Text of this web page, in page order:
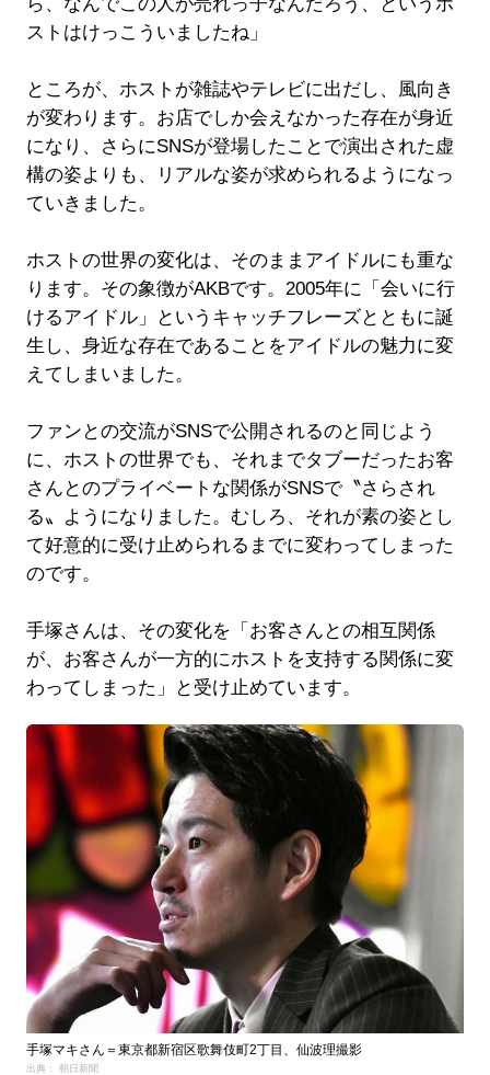
ストはけっこういましたね」
ところが、ホストが雑誌やテレビに出だし、風向き
が変わります。お店でしか会えなかった存在が身近
になり、さらにSNSが登場したことで演出された虚
構の姿よりも、リアルな姿が求められるようになっ
ていきました。
ホストの世界の変化は、そのままアイドルにも重な
ります。その象徴がAKBです。2005年に「会いに行
けるアイドル」というキャッチフレーズとともに誕
生し、身近な存在であることをアイドルの魅力に変
えてしまいました。
ファンとの交流がSNSで公開されるのと同じよう
に、ホストの世界でも、それまでタブーだったお客
さんとのプライベートな関係がSNSで〝さらされ
る〟ようになりました。むしろ、それが素の姿とし
て好意的に受け止められるまでに変わってしまった
のです。
手塚さんは、その変化を「お客さんとの相互関係
が、お客さんが一方的にホストを支持する関係に変
わってしまった」と受け止めています。
手塚マキさん＝東京都新宿区歌舞伎町2丁目、仙波理撮影
出典： 朝日新聞